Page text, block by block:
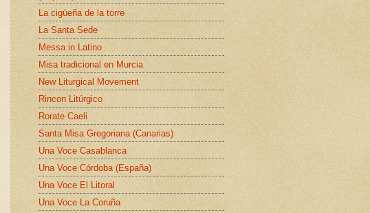
La cigüeña de la torre
La Santa Sede
Messa in Latino
Misa tradicional en Murcia
New Liturgical Movement
Rincon Litúrgico
Rorate Caeli
Santa Misa Gregoriana (Canarias)
Una Voce Casablanca
Una Voce Córdoba (España)
Una Voce El Litoral
Una Voce La Coruña